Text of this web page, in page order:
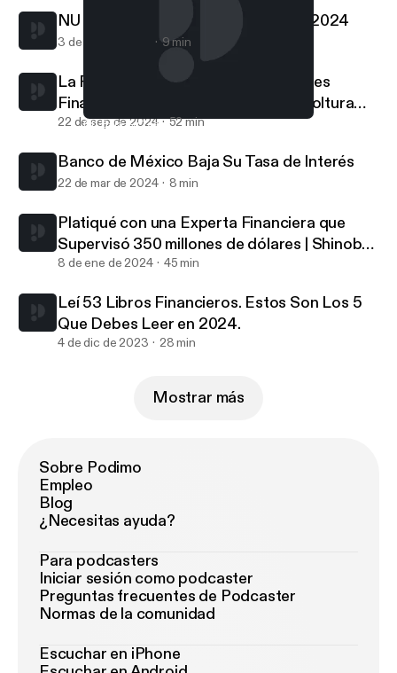
NU Baja Su Tasa Por Quinta Vez en 2024
NU Baja Su Tasa Por Quinta Vez en 2024
3 de oct de 2024 9 min
La Psicología De Nuestras Decisiones
Financieras | con Daniel Urías de Cooltura
Financiera
22 de sep de 2024 52 min
Banco de México Baja Su Tasa de Interés
22 de mar de 2024 8 min
Platiqué con una Experta Financiera que
Supervisó 350 millones de dólares | Shinobu
Hindert
8 de ene de 2024 45 min
Leí 53 Libros Financieros. Estos Son Los 5
Que Debes Leer en 2024.
4 de dic de 2023 28 min
Mostrar más
Sobre Podimo
Empleo
Blog
¿Necesitas ayuda?
Para podcasters
Iniciar sesión como podcaster
Preguntas frecuentes de Podcaster
Normas de la comunidad
Escuchar en iPhone